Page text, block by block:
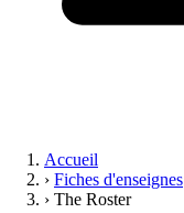
Accueil
› Fiches d'enseignes
› The Roster